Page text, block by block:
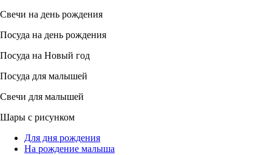
Свечи на день рождения
Посуда на день рождения
Посуда на Новый год
Посуда для малышей
Свечи для малышей
Шары с рисунком
Для дня рождения
На рождение малыша